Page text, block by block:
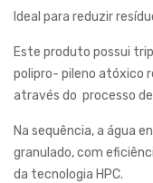
Ideal para reduzir
Este produto possui
polipro- pileno atóxico
através do processo
Na sequência, a água
granulado, com
da tecnologia HPC.